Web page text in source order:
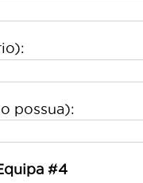
possua):
#4